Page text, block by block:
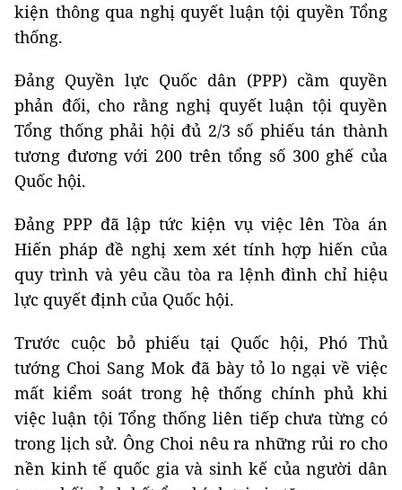
kiện thông qua nghị quyết luận tội quyền Tổng
thống.
Đảng Quyền lực Quốc dân (PPP) cầm quyền
phản đối, cho rằng nghị quyết luận tội quyền
Tổng thống phải hội đủ 2/3 số phiếu tán thành
tương đương với 200 trên tổng số 300 ghế của
Quốc hội.
Đảng PPP đã lập tức kiện vụ việc lên Tòa án
Hiến pháp đề nghị xem xét tính hợp hiến của
quy trình và yêu cầu tòa ra lệnh đình chỉ hiệu
lực quyết định của Quốc hội.
Trước cuộc bỏ phiếu tại Quốc hội, Phó Thủ
tướng Choi Sang Mok đã bày tỏ lo ngại về việc
mất kiểm soát trong hệ thống chính phủ khi
việc luận tội Tổng thống liên tiếp chưa từng có
trong lịch sử. Ông Choi nêu ra những rủi ro cho
nền kinh tế quốc gia và sinh kế của người dân